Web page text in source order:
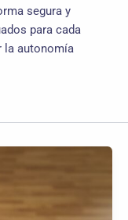
segura y
para cada
la autonomía